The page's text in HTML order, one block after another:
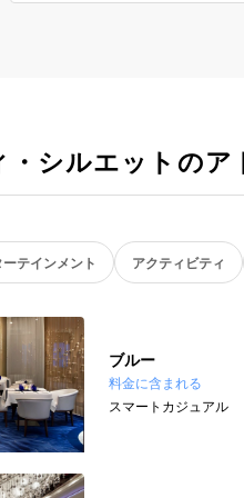
・シルエットのア
ーテインメント アクティビティ
ブルー
料金に含まれる
スマートカジュアル